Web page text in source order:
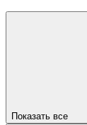
Показать все